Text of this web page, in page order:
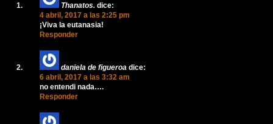
Thanatos. dice:
4 abril, 2017 a las 2:25 pm
¡Viva la eutanasia!
Responder
daniela de figueroa dice:
6 abril, 2017 a las 3:32 am
no entendi nada….
Responder